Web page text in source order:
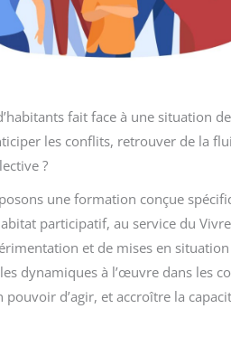
fait face à une situation
les conflits, retrouver de la
?
une formation conçue
participatif, au service du
et de mises en
dynamiques à l’œuvre dans les
pouvoir d’agir, et accroître la